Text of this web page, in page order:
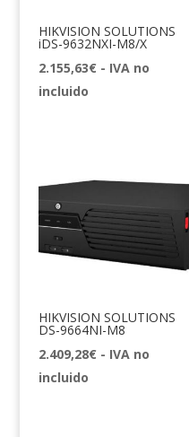
HIKVISION SOLUTIONS
iDS-9632NXI-M8/X
2.155,63€ - IVA no
incluido
HIKVISION SOLUTIONS
DS-9664NI-M8
2.409,28€ - IVA no
incluido